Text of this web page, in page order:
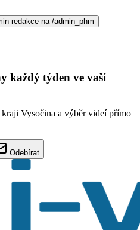
redakce na /admin_phm
každý týden ve vaší
Vysočina a výběr videí přímo
Odebírat